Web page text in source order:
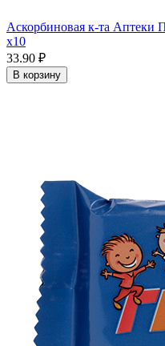
Аскорбиновая к-та Аптеки
x10
33.90 ₽
В корзину